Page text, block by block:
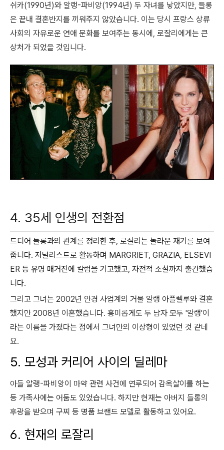
쉬카(1990년)와 알랭-파비앙(1994년) 두 자녀를 낳았지만, 들롱
은 끝내 결혼반지를 끼워주지 않았습니다. 이는 당시 프랑스 상류
사회의 자유로운 연애 문화를 보여주는 동시에, 로잘리에게는 큰
상처가 되었을 것입니다.
4. 35세 인생의 전환점
드디어 들롱과의 관계를 정리한 후, 로잘리는 놀라운 재기를 보여
줍니다. 저널리스트로 활동하며 MARGRIET, GRAZIA, ELSEVI
ER 등 유명 매거진에 칼럼을 기고했고, 자전적 소설까지 출간했습
니다.
그리고 그녀는 2002년 안경 사업계의 거물 알랭 아플렐루와 결혼
했지만 2008년 이혼했습니다. 흥미롭게도 두 남자 모두 '알랭'이
라는 이름을 가졌다는 점에서 그녀만의 이상형이 있었던 것 같네
요.
5. 모성과 커리어 사이의 딜레마
아들 알랭-파비앙이 마약 관련 사건에 연루되어 감옥살이를 하는
등 가족사에는 어둠도 있었습니다. 하지만 현재는 아버지 들롱의
후광을 받으며 구찌 등 명품 브랜드 모델로 활동하고 있어요.
6. 현재의 로잘리